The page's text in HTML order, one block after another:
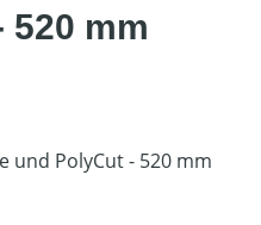
520 mm